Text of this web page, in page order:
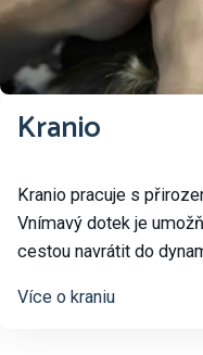
Kranio
Kranio pracuje s
Vnímavý dotek je
cestou navrátit do
Více o kraniu